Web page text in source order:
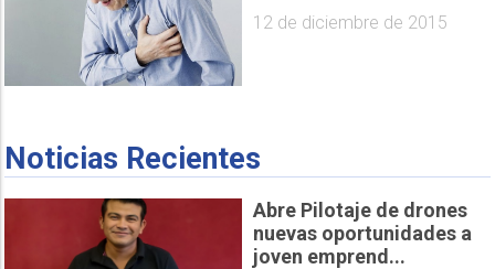
12 de diciembre de 2015
Noticias Recientes
Abre Pilotaje de drones
nuevas oportunidades a
joven emprend...